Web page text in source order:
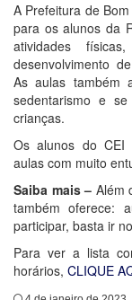
A Prefeitura de
para os alunos da
atividades
desenvolvimento
As aulas também
sedentarismo e
crianças.
Os alunos do CEI
aulas com muito
Saiba mais – Além
também oferece:
participar, basta ir
Para ver a lista
horários, CLIQUE